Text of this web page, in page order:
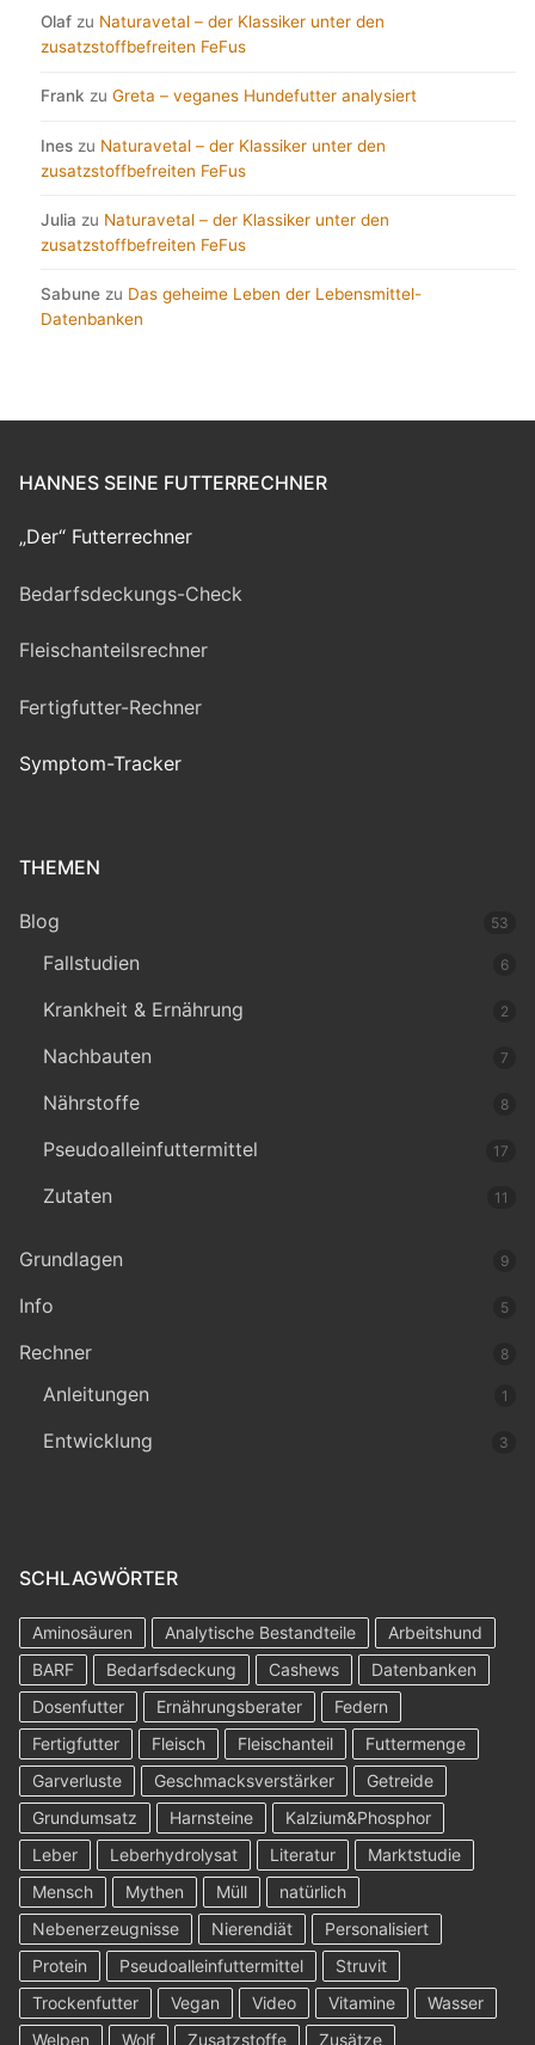
Olaf zu Naturavetal – der Klassiker unter den
zusatzstoffbefreiten FeFus
Frank zu Greta – veganes Hundefutter analysiert
Ines zu Naturavetal – der Klassiker unter den
zusatzstoffbefreiten FeFus
Julia zu Naturavetal – der Klassiker unter den
zusatzstoffbefreiten FeFus
Sabune zu Das geheime Leben der Lebensmittel-
Datenbanken
HANNES SEINE FUTTERRECHNER
„Der“ Futterrechner
Bedarfsdeckungs-Check
Fleischanteilsrechner
Fertigfutter-Rechner
Symptom-Tracker
THEMEN
Blog 53
Fallstudien 6
Krankheit & Ernährung 2
Nachbauten 7
Nährstoffe 8
Pseudoalleinfuttermittel 17
Zutaten 11
Grundlagen 9
Info 5
Rechner 8
Anleitungen 1
Entwicklung 3
SCHLAGWÖRTER
Aminosäuren Analytische Bestandteile
Arbeitshund
BARF
Bedarfsdeckung Cashews
Datenbanken
Dosenfutter
Ernährungsberater
Federn
Fertigfutter
Fleisch Fleischanteil
Futtermenge
Garverluste
Geschmacksverstärker
Getreide
Grundumsatz
Harnsteine
Kalzium&Phosphor
Leber
Leberhydrolysat Literatur
Marktstudie
Mensch
Mythen Müll
natürlich
Nebenerzeugnisse
Nierendiät
Personalisiert
Protein
Pseudoalleinfuttermittel
Struvit
Trockenfutter
Vegan Video Vitamine
Wasser
Welpen
Wolf Zusatzstoffe Zusätze